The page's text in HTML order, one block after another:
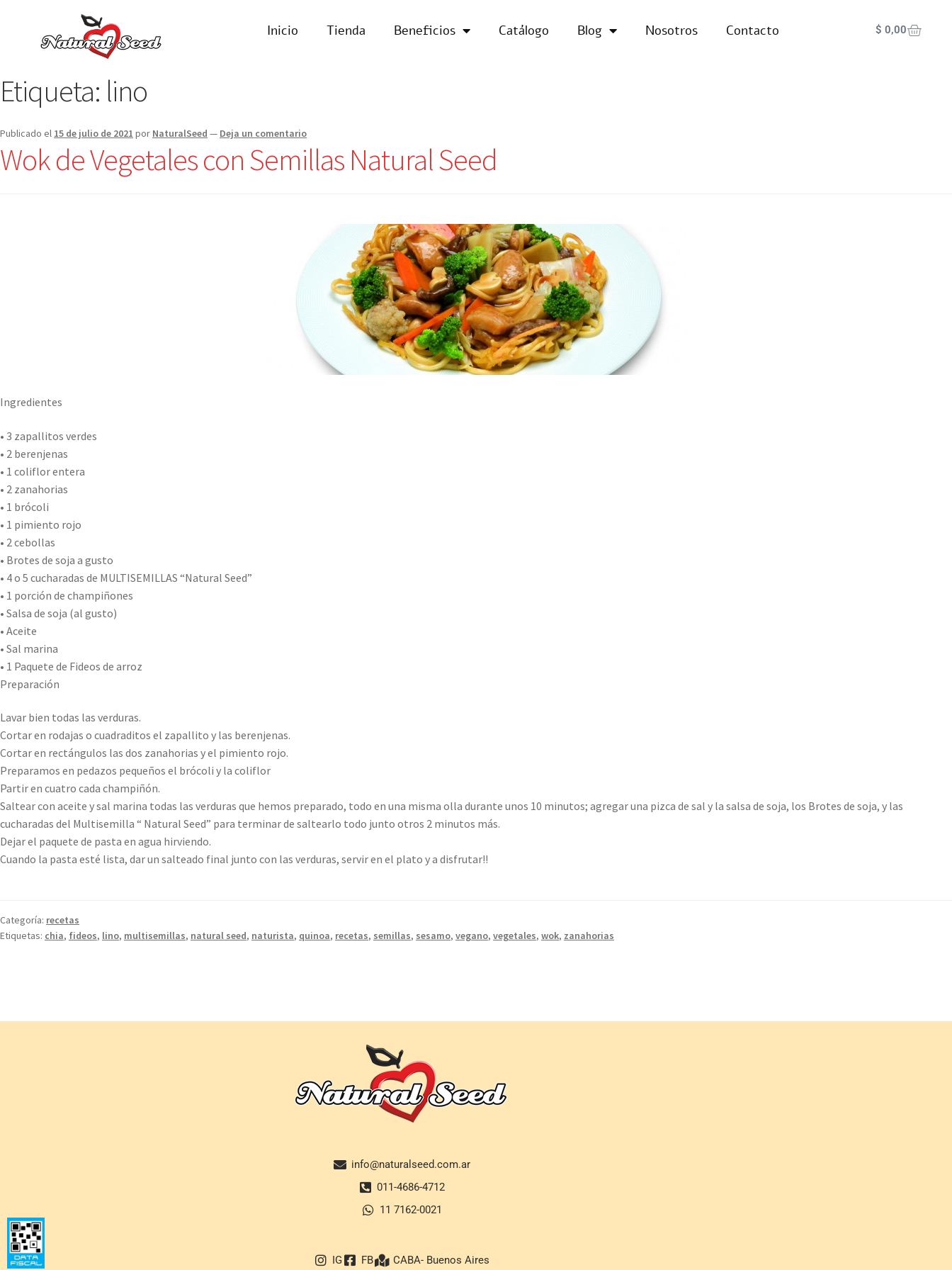
Inicio Tienda Beneficios Catálogo Blog Nosotros Contacto $ 0,00
Etiqueta: lino
Publicado el 15 de julio de 2021 por NaturalSeed — Deja un comentario
Wok de Vegetales con Semillas Natural Seed
Ingredientes
• 3 zapallitos verdes
• 2 berenjenas
• 1 coliflor entera
• 2 zanahorias
• 1 brócoli
• 1 pimiento rojo
• 2 cebollas
• Brotes de soja a gusto
• 4 o 5 cucharadas de MULTISEMILLAS “Natural Seed”
• 1 porción de champiñones
• Salsa de soja (al gusto)
• Aceite
• Sal marina
• 1 Paquete de Fideos de arroz
Preparación
Lavar bien todas las verduras.
Cortar en rodajas o cuadraditos el zapallito y las berenjenas.
Cortar en rectángulos las dos zanahorias y el pimiento rojo.
Preparamos en pedazos pequeños el brócoli y la coliflor
Partir en cuatro cada champiñón.
Saltear con aceite y sal marina todas las verduras que hemos preparado, todo en una misma olla durante unos 10 minutos; agregar una pizca de sal y la salsa de soja, los Brotes de soja, y las
cucharadas del Multisemilla “ Natural Seed” para terminar de saltearlo todo junto otros 2 minutos más.
Dejar el paquete de pasta en agua hirviendo.
Cuando la pasta esté lista, dar un salteado final junto con las verduras, servir en el plato y a disfrutar!!
Categoría: recetas
Etiquetas: chia, fideos, lino, multisemillas, natural seed, naturista, quinoa, recetas, semillas, sesamo, vegano, vegetales, wok, zanahorias
info@naturalseed.com.ar
011-4686-4712
11 7162-0021
IG FB CABA- Buenos Aires